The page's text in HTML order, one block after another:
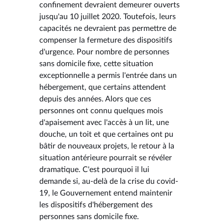
confinement devraient demeurer ouverts
jusqu'au 10 juillet 2020. Toutefois, leurs
capacités ne devraient pas permettre de
compenser la fermeture des dispositifs
d'urgence. Pour nombre de personnes
sans domicile fixe, cette situation
exceptionnelle a permis l'entrée dans un
hébergement, que certains attendent
depuis des années. Alors que ces
personnes ont connu quelques mois
d'apaisement avec l'accès à un lit, une
douche, un toit et que certaines ont pu
bâtir de nouveaux projets, le retour à la
situation antérieure pourrait se révéler
dramatique. C'est pourquoi il lui
demande si, au-delà de la crise du covid-
19, le Gouvernement entend maintenir
les dispositifs d'hébergement des
personnes sans domicile fixe.